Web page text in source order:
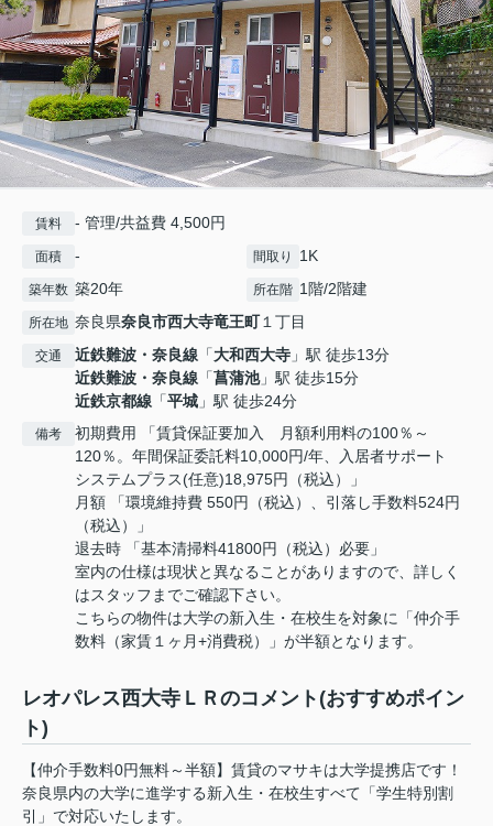
賃料 - 管理/共益費 4,500円
面積 - 間取り 1K
築年数 築20年 所在階 1階/2階建
所在地 奈良県奈良市西大寺竜王町１丁目
交通 近鉄難波・奈良線 「大和西大寺 」駅 徒歩13分
近鉄難波・奈良線 「菖蒲池」駅 徒歩15分
近鉄京都線 「平城 」駅 徒歩24分
備考
初期費用 「賃貸保証要加入 月額利用料の100％～
120％。年間保証委託料10,000円/年、入居者サポート
システムプラス(任意)18,975円（税込）」
月額 「環境維持費 550円（税込）、引落し手数料524円
（税込）」
退去時 「基本清掃料41800円（税込）必要」
室内の仕様は現状と異なることがありますので、詳しく
はスタッフまでご確認下さい。
こちらの物件は大学の新入生・在校生を対象に「仲介手
数料（家賃１ヶ月+消費税）」が半額となります。
レオパレス西大寺ＬＲのコメント(おすすめポイン
ト)
【仲介手数料0円無料～半額】賃貸のマサキは大学提携店です！
奈良県内の大学に進学する新入生・在校生すべて「学生特別割
引」で対応いたします。